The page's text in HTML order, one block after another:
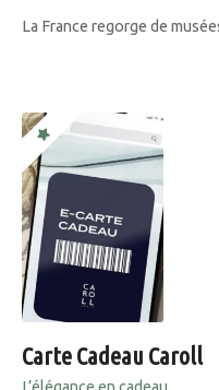
La France regorge de
Carte Cadeau Caroll
L’élégance en cadeau